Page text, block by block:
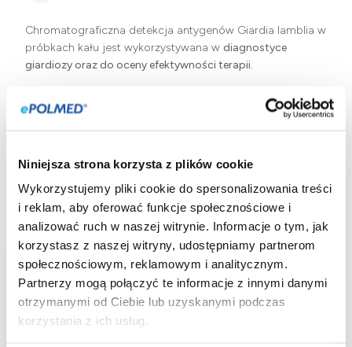
Niniejsza strona korzysta z plików cookie
Wykorzystujemy pliki cookie do spersonalizowania treści
i reklam, aby oferować funkcje społecznościowe i
analizować ruch w naszej witrynie. Informacje o tym, jak
korzystasz z naszej witryny, udostępniamy partnerom
społecznościowym, reklamowym i analitycznym.
Partnerzy mogą połączyć te informacje z innymi danymi
otrzymanymi od Ciebie lub uzyskanymi podczas
korzystania z ich usług.
Chromatograficzna detekcja antygenów Giardia lamblia w
próbkach kału jest wykorzystywana w diagnostyce
giardiozy oraz do oceny efektywności terapii.
Lamblia jelitowa, znana również jako Giardia lamblia, to
wiciowiec zasiedlający jelito cienkie, drogi żółciowe i
pokarmową,najczęściej poprzez spożycie wody, a
rzadziej pokarmu, które są zanieczyszczone ludzkim
kałem zawierającym cysty pasożyta.
Aplikacja
ePOLMED